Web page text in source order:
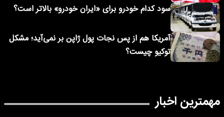
سود کدام خودرو برای «ایران خودرو» بالاتر است؟
آمریکا هم از پس نجات پول ژاپن بر نمی‌آید؛ مشکل
توکیو چیست؟
مهمترین اخبار